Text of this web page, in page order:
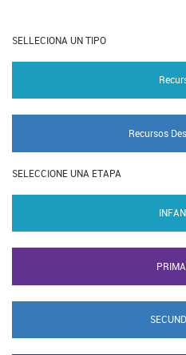
SELLECIONA UN TIPO
Recursos
SELECCIONE UNA ETAPA